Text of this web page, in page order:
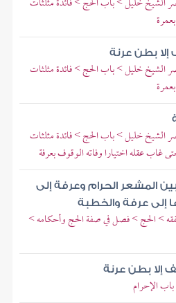
بطن عرنة
الشيخ خليل > باب الحج > فائدة مثلثات
الشيخ خليل > باب الحج > فائدة مثلثات
عقله اختيارا وفاته الوقوف بعرفة
المشعر الحرام وعرفة إلى
إلى عرفة والخطبة
> الحج > فصل في صفة الحج وأحكامه >
إلا بطن عرنة
الإحرام